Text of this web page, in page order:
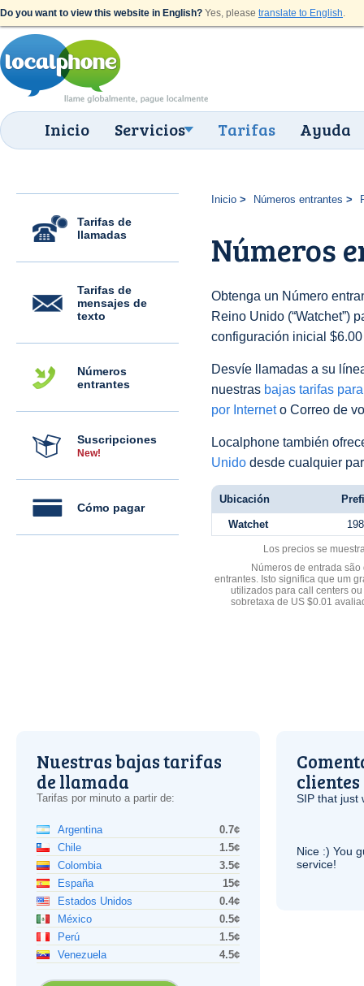
Do you want to view this website in English? Yes, please translate to English.
Inicio Servicios Tarifas Ayuda
Tarifas de
llamadas
Tarifas de
mensajes de
texto
Números
entrantes
Suscripciones
New!
Cómo pagar
Inicio Números entrantes
Números
Obtenga un Número
Reino Unido (“Watchet”)
configuración inicial
Desvíe llamadas a su
nuestras bajas tarifas
por Interneto Correo de
Localphone también
Unido desde cualquier
Ubicación
Watchet
Los precios se
Números de entrada
entrantes. Isto significa que um
utilizados para call centers
sobretaxa de US $0.01
Nuestras bajas tarifas
de llamada
Tarifas por minuto a partir de:
Argentina
0.7¢
Chile
1.5¢
Colombia
3.5¢
España
15¢
Estados Unidos
0.4¢
México
0.5¢
Perú
1.5¢
Venezuela
4.5¢
clientes
SIP that just
Nice :) You
service!